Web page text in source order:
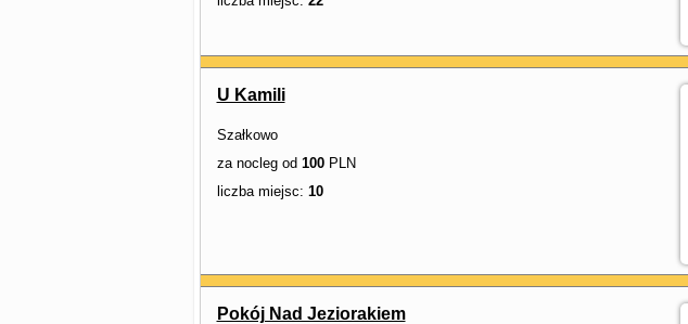
U Kamili
Szałkowo
za nocleg od 100PLN
liczba miejsc: 10
Pokój Nad Jeziorakiem